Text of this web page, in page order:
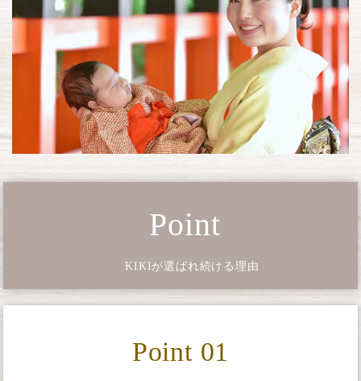
Point
KIKIが選ばれ続ける理由
Point 01